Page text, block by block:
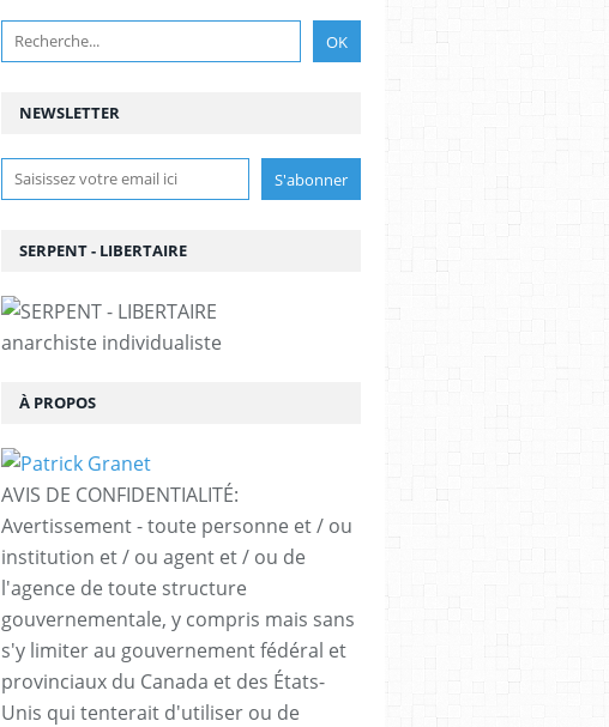
NEWSLETTER
SERPENT - LIBERTAIRE
anarchiste individualiste
À PROPOS
AVIS DE CONFIDENTIALITÉ:
Avertissement - toute personne et / ou
institution et / ou agent et / ou de
l'agence de toute structure
gouvernementale, y compris mais sans
s'y limiter au gouvernement fédéral et
provinciaux du Canada et des États-
Unis qui tenterait d'utiliser ou de